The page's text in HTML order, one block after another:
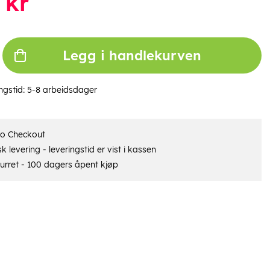
Legg i handlekurven
5-8 arbeidsdager
Checkout
levering - leveringstid er vist i kassen
- 100 dagers åpent kjøp